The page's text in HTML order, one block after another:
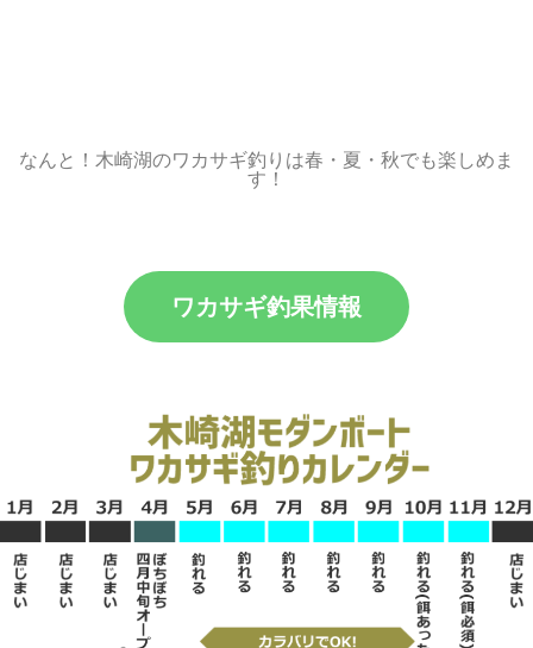
なんと！木崎湖のワカサギ釣りは春・夏・秋でも楽しめま
す！
ワカサギ釣果情報